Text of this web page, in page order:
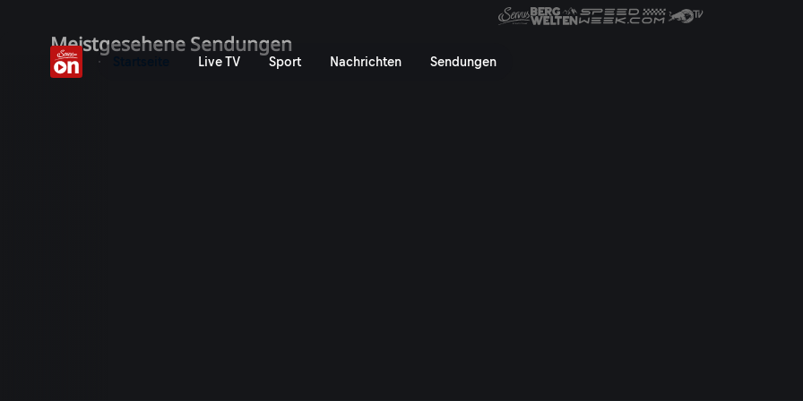
Live TV Sport Nachrichten Sendungen
ServusTV On: Livestreams, Mediathek, TV-Programm,
Meistgesehene Sendungen